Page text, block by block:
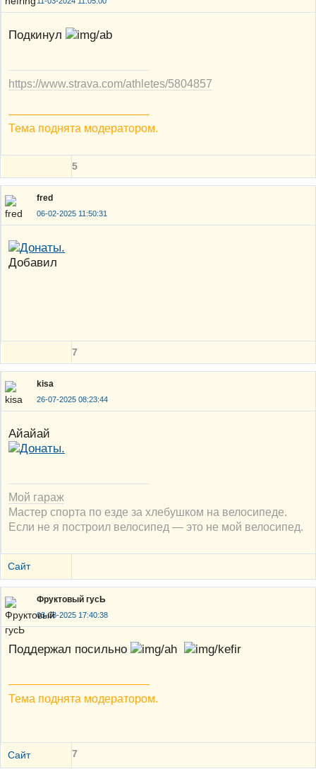
Подкинул
https://www.strava.com/athletes/5804857
Тема поднята модератором.
5
fred
06-02-2025 11:50:31
Добавил
7
kisa
26-07-2025 08:23:44
Айайай
Мой гараж
Мастер спорта по езде за хлебушком на велосипеде.
Если не я построил велосипед — это не мой велосипед.
Сайт
Фруктовый гусЬ
03-08-2025 17:40:38
Поддержал посильно
Тема поднята модератором.
Сайт 7